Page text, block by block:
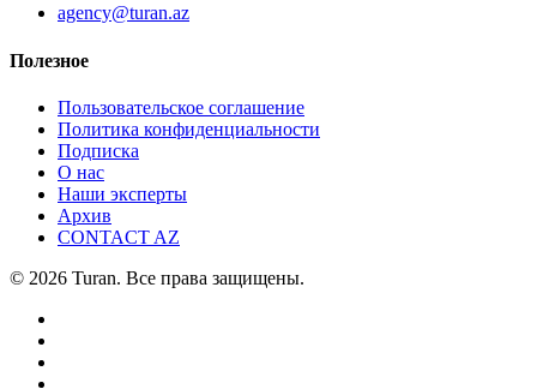
agency@turan.az
Полезное
Пользовательское соглашение
Политика конфиденциальности
Подписка
О нас
Наши эксперты
Архив
CONTACT AZ
© 2026 Turan. Все права защищены.